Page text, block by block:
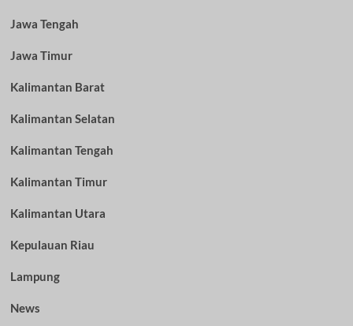
Jawa Tengah
Jawa Timur
Kalimantan Barat
Kalimantan Selatan
Kalimantan Tengah
Kalimantan Timur
Kalimantan Utara
Kepulauan Riau
Lampung
News